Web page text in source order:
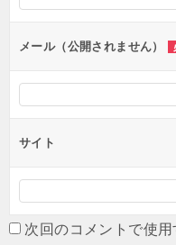
ンメール（公開されません）
サイト
次回のコメントで使